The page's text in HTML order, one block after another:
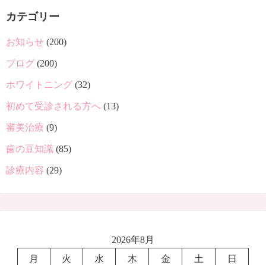
カテゴリー
お知らせ (200)
ブログ (200)
ホワイトニング (32)
初めて受診される方へ (13)
審美治療 (9)
歯の豆知識 (85)
診療内容 (29)
2026年8月
月
火 水 木 金 土 日